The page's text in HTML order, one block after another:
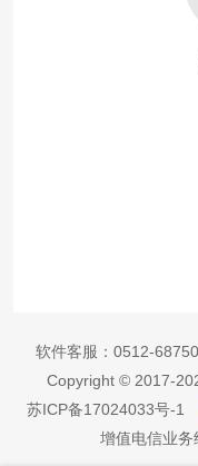
软件客服： 0512-
Copyright © 2017-
苏ICP备17024033号-1
增值电信业